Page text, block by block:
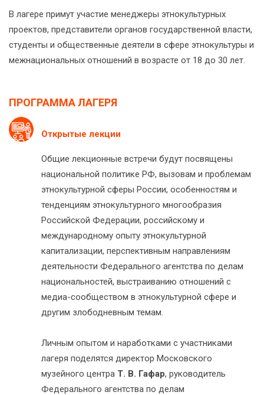
В лагере примут участие менеджеры этнокультурных
проектов, представители органов государственной власти,
студенты и общественные деятели в сфере этнокультуры и
межнациональных отношений в возрасте от 18 до 30 лет.
ПРОГРАММА ЛАГЕРЯ
Открытые лекции
Общие лекционные встречи будут посвящены
национальной политике РФ, вызовам и проблемам
этнокультурной сферы России, особенностям и
тенденциям этнокультурного многообразия
Российской Федерации, российскому и
международному опыту этнокультурной
капитализации, перспективным направлениям
деятельности Федерального агентства по делам
национальностей, выстраиванию отношений с
медиа-сообществом в этнокультурной сфере и
другим злободневным темам.
Личным опытом и наработками с участниками
лагеря поделятся директор Московского
музейного центра Т. В. Гафар, руководитель
Федерального агентства по делам